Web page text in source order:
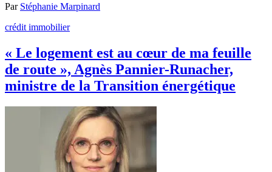
Par Stéphanie Marpinard
crédit immobilier
« Le logement est au cœur de ma feuille
de route », Agnès Pannier-Runacher,
ministre de la Transition énergétique